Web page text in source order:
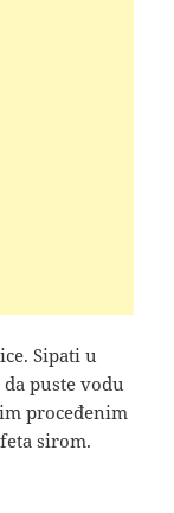
Sipati u
puste vodu
proceđenim
sirom.